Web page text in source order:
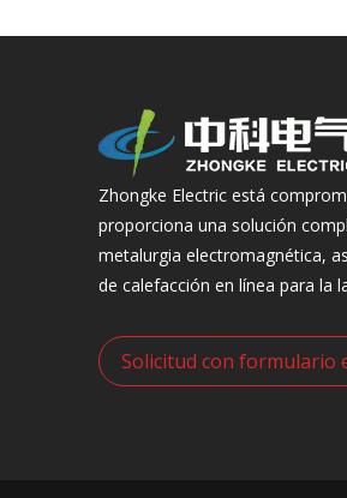
Zhongke Electric está
proporciona una solución
metalurgia electromagnética,
de calefacción en línea para la
Solicitud con formulario